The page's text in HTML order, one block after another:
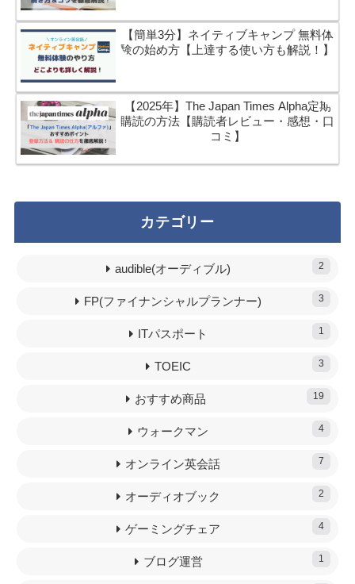
【簡単3分】ネイティブキャンプ 無料体
験の始め方【上達する使い方も解説！】
【2025年】The Japan Times Alpha定期
購読の方法【購読者レビュー・感想・口
コミ】
カテゴリー
audible(オーディブル) 2
FP(ファイナンシャルプランナー) 3
ITパスポート 1
TOEIC 3
おすすめ商品 19
ウォークマン 4
オンライン英会話 7
オーディオブック 2
ゲーミングチェア 4
ブログ運営 1